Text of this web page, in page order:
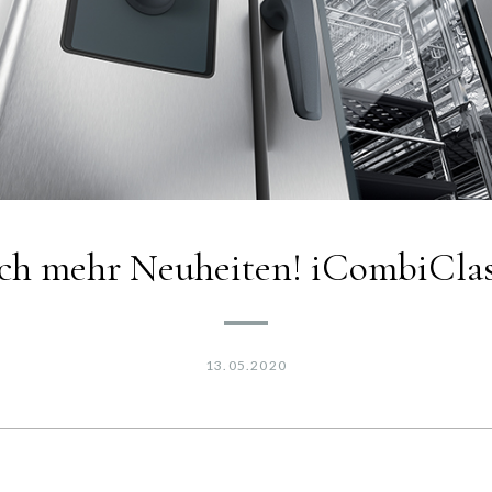
mehr Neuheiten!
13.05.2020